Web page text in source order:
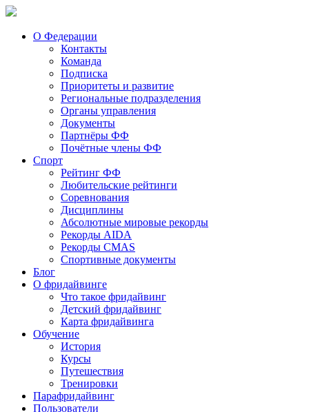
О Федерации
Контакты
Команда
Подписка
Приоритеты и развитие
Региональные подразделения
Органы управления
Документы
Партнёры ФФ
Почётные члены ФФ
Спорт
Рейтинг ФФ
Любительские рейтинги
Соревнования
Дисциплины
Абсолютные мировые рекорды
Рекорды AIDA
Рекорды CMAS
Спортивные документы
Блог
О фридайвинге
Что такое фридайвинг
Детский фридайвинг
Карта фридайвинга
Обучение
История
Курсы
Путешествия
Тренировки
Парафридайвинг
Пользователи